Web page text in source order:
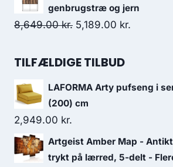
genbrugstræ og jern
8,649.00kr. 5,189.00 kr.
TILFÆLDIGE TILBUD
LAFORMA Arty pufseng i
(200) cm
2,949.00 kr.
Artgeist Amber Map -
trykt på lærred, 5-delt -